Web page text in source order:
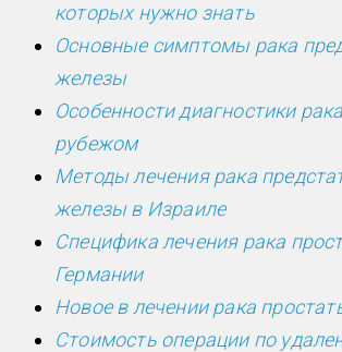
которых нужно знать
Основные симптомы рака
железы
Особенности диагностики
рубежом
Методы лечения рака
железы в Израиле
Специфика лечения рака
Германии
Новое в лечении рака
Стоимость операции по